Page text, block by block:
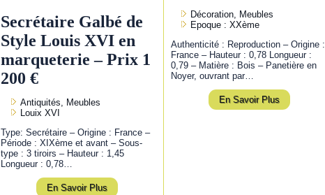
Secrétaire Galbé de
Style Louis XVI en
marqueterie – Prix 1
200 €
Antiquités, Meubles
Louix XVI
Type: Secrétaire – Origine : France –
Période : XIXème et avant – Sous-
type : 3 tiroirs – Hauteur : 1,45
Longueur : 0,78…
En Savoir Plus
Décoration, Meubles
Epoque : XXème
Authenticité : Reproduction – Origine :
France – Hauteur : 0,78 Longueur :
0,79 – Matière : Bois – Panetière en
Noyer, ouvrant par…
En Savoir Plus